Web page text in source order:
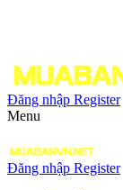
Đăng nhập Register
Menu
Đăng nhập Register